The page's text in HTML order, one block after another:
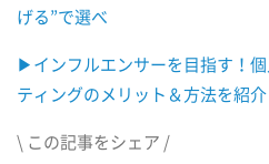
げる”で選べ
▶︎インフルエンサーを目指す！
ティングのメリット＆方法を紹介
\ この記事をシェア /